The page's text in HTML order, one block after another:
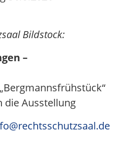
Bildstock:
–
die Ausstellung